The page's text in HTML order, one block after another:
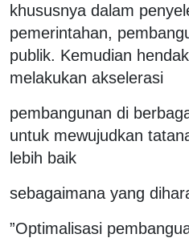
khususnya dalam
pemerintahan,
publik. Kemudian
melakukan akselerasi
pembangunan di
untuk mewujudkan
lebih baik
sebagaimana yang
”Optimalisasi